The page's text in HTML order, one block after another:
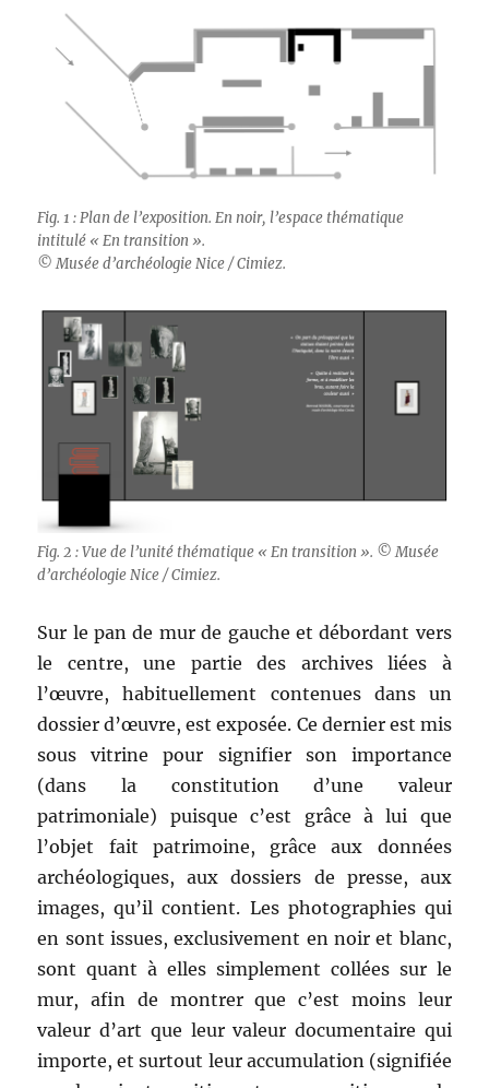
Fig. 1 : Plan de l’exposition. En noir, l’espace thématique
intitulé « En transition ».
© Musée d’archéologie Nice / Cimiez.
Fig. 2 : Vue de l’unité thématique « En transition ». © Musée
d’archéologie Nice / Cimiez.
Sur le pan de mur de gauche et débordant vers
le centre, une partie des archives liées à
l’œuvre, habituellement contenues dans un
dossier d’œuvre, est exposée. Ce dernier est mis
sous vitrine pour signifier son importance
(dans la constitution d’une valeur
patrimoniale) puisque c’est grâce à lui que
l’objet fait patrimoine, grâce aux données
archéologiques, aux dossiers de presse, aux
images, qu’il contient. Les photographies qui
en sont issues, exclusivement en noir et blanc,
sont quant à elles simplement collées sur le
mur, afin de montrer que c’est moins leur
valeur d’art que leur valeur documentaire qui
importe, et surtout leur accumulation (signifiée